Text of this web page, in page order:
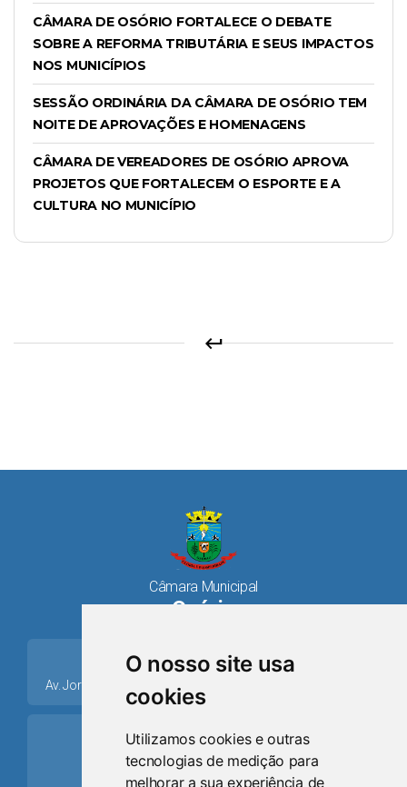
O nosso site usa
cookies
Utilizamos cookies e outras
tecnologias de medição para
melhorar a sua experiência de
CÂMARA DE OSÓRIO FORTALECE O DEBATE
SOBRE A REFORMA TRIBUTÁRIA E SEUS IMPACTOS
NOS MUNICÍPIOS
SESSÃO ORDINÁRIA DA CÂMARA DE OSÓRIO TEM
NOITE DE APROVAÇÕES E HOMENAGENS
CÂMARA DE VEREADORES DE OSÓRIO APROVA
PROJETOS QUE FORTALECEM O ESPORTE E A
CULTURA NO MUNICÍPIO
keyboard_return
Câmara Municipal
Osório
place
Av. Jorge Dariva, 1211, Centro CEP: 95520.000 - Osório/RS
ring_volume
Telefone
(51) 9 8024-0884